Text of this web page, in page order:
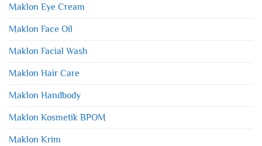
Maklon Eye Cream
Maklon Face Oil
Maklon Facial Wash
Maklon Hair Care
Maklon Handbody
Maklon Kosmetik BPOM
Maklon Krim